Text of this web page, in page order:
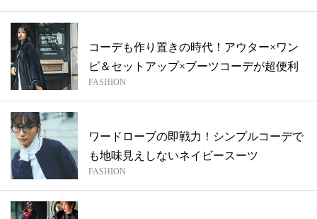
コーデも作り置きの時代！アウター×ワン
ピ＆セットアップ×ブーツコーデが超便利
FASHION
ワードローブの即戦力！シンプルコーデで
も地味見えしないネイビースーツ
FASHION